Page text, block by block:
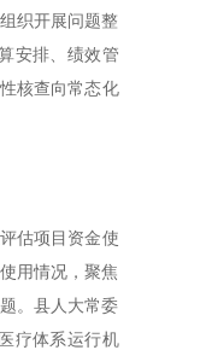
织开展问题整
安排、绩效管
核查向常态化
估项目资金使
用情况，聚焦
。县人大常委
疗体系运行机